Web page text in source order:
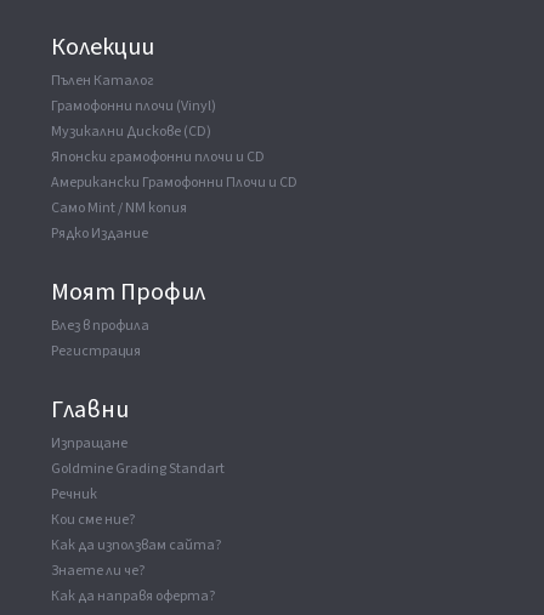
Колекции
Пълен Каталог
Грамофонни плочи (Vinyl)
Музикални Дискове (CD)
Японски грамофонни плочи и CD
Американски Грамофонни Плочи и CD
Само Mint / NM копия
Рядко Издание
Моят Профил
Влез в профила
Регистрация
Главни
Изпращане
Goldmine Grading Standart
Речник
Кои сме ние?
Как да използвам сайта?
Знаете ли че?
Как да направя оферта?